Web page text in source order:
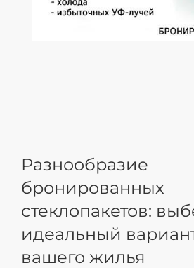
Разнообразие
бронированных
стеклопакетов:
идеальный
вашего жилья